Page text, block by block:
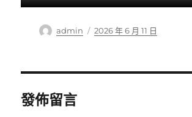
作
admin
發
2026 年 6 月 11 日
發佈留言